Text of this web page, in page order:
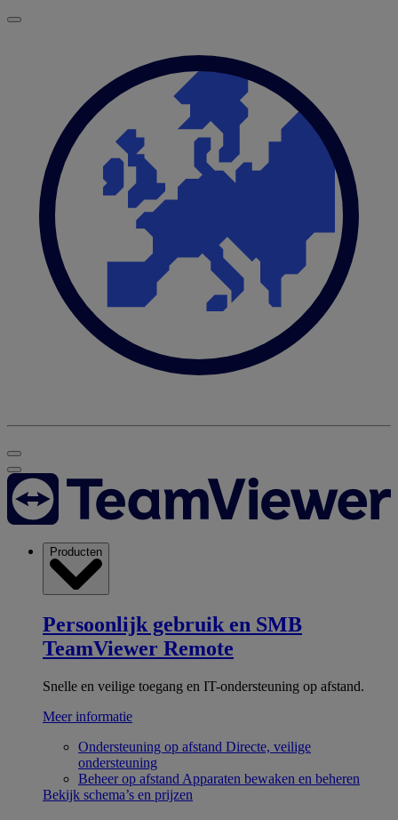
Producten
Persoonlijk gebruik en SMB
TeamViewer Remote
Snelle en veilige toegang en IT-ondersteuning op afstand.
Meer informatie
Ondersteuning op afstand Directe, veilige
ondersteuning
Beheer op afstand Apparaten bewaken en beheren
Bekijk schema’s en prijzen